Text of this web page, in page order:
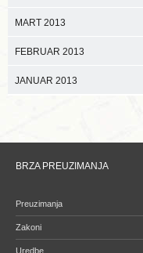
MART 2013
FEBRUAR 2013
JANUAR 2013
BRZA PREUZIMANJA
Preuzimanja
Zakoni
Uredbe